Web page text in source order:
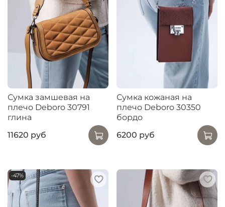
Сумка замшевая на
плечо Deboro 30791
глина
11620 руб
Сумка кожаная на
плечо Deboro 30350
бордо
6200 руб
-47%